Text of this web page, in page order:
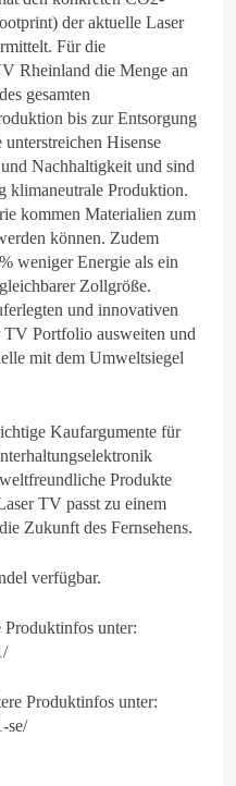
der aktuelle Laser
Für die
Rheinland die Menge an
gesamten
bis zur Entsorgung
Hisense
Nachhaltigkeit und sind
klimaneutrale Produktion.
kommen Materialien zum
können. Zudem
weniger Energie als ein
Zollgröße.
und innovativen
TV Portfolio ausweiten und
mit dem Umweltsiegel
Kaufargumente für
Produkte
TV passt zu einem
Zukunft des Fernsehens.
verfügbar.
unter:
Produktinfos unter:
se/